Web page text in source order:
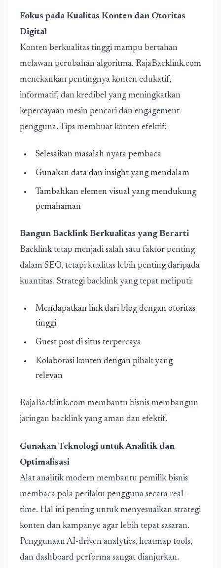
Fokus pada Kualitas Konten dan Otoritas
Digital
Konten berkualitas tinggi mampu bertahan
melawan perubahan algoritma. RajaBacklink.com
menekankan pentingnya konten edukatif,
informatif, dan kredibel yang meningkatkan
kepercayaan mesin pencari dan engagement
pengguna. Tips membuat konten efektif:
Selesaikan masalah nyata pembaca
Gunakan data dan insight yang mendalam
Tambahkan elemen visual yang mendukung
pemahaman
Bangun Backlink Berkualitas yang Berarti
Backlink tetap menjadi salah satu faktor penting
dalam SEO, tetapi kualitas lebih penting daripada
kuantitas. Strategi backlink yang tepat meliputi:
Mendapatkan link dari blog dengan otoritas
tinggi
Guest post di situs terpercaya
Kolaborasi konten dengan pihak yang
relevan
RajaBacklink.com membantu bisnis membangun
jaringan backlink yang aman dan efektif.
Gunakan Teknologi untuk Analitik dan
Optimalisasi
Alat analitik modern membantu pemilik bisnis
membaca pola perilaku pengguna secara real-
time. Hal ini penting untuk menyesuaikan strategi
konten dan kampanye agar lebih tepat sasaran.
Penggunaan AI-driven analytics, heatmap tools,
dan dashboard performa sangat dianjurkan.